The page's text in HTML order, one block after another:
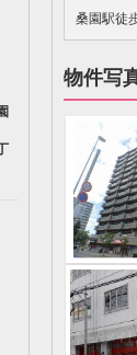
桑園駅徒
物件写